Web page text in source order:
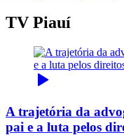
TV Piauí
A trajetória da
pai e a luta pelos